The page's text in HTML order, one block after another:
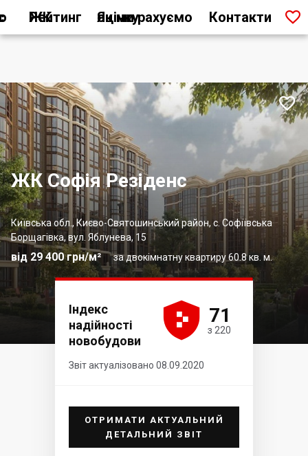
Рейтинг ЖК Як ми рахуємо оцінку Контакти 
ЖК Софія Резіденс
Київська обл., Києво-Святошинський район, с. Софіївська
Борщагівка, вул. Яблунева, 15
за двокімнатну квартиру 60.8 кв. м.
від 29 400 грн/м²

Індекс
надійності
новобудови




 71
з 220
Звіт актуалізовано 08.09.2020
ОТРИМАТИ АКТУАЛЬНИЙ
ДЕТАЛЬНИЙ ЗВІТ